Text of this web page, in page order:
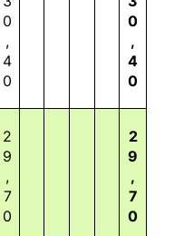
0
,
4
0
0
,
4
0
2
9
,
7
0
2
9
,
7
0